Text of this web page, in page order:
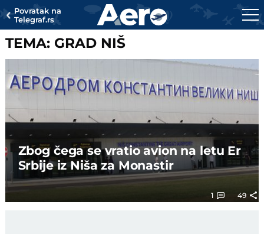
Povratak na
Telegraf.rs
TEMA: GRAD NIŠ
Zbog čega se vratio avion na letu Er
Srbije iz Niša za Monastir
1 49